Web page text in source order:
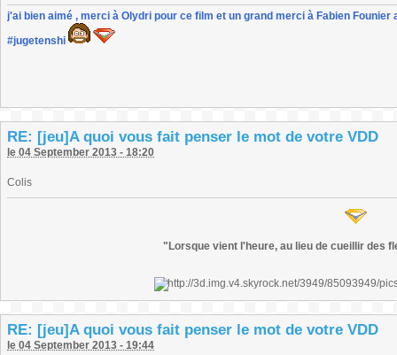
j'ai bien aimé , merci à Olydri pour ce film et un grand merci à Fabien
#jugetenshi
RE: [jeu]A quoi vous fait penser le mot de votre VDD
le 04 September 2013 - 18:20
Colis
"Lorsque vient l'heure, au lieu de cueillir des
RE: [jeu]A quoi vous fait penser le mot de votre VDD
le 04 September 2013 - 19:44